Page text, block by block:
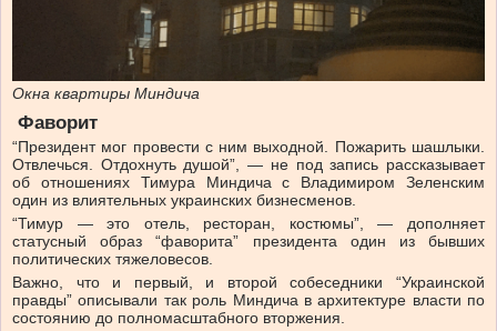
Окна квартиры Миндича
Фаворит
“Президент мог провести с ним выходной. Пожарить шашлыки.
Отвлечься. Отдохнуть душой”, — не под запись рассказывает
об отношениях Тимура Миндича с Владимиром Зеленским
один из влиятельных украинских бизнесменов.
“Тимур — это отель, ресторан, костюмы”, — дополняет
статусный образ “фаворита” президента один из бывших
политических тяжеловесов.
Важно, что и первый, и второй собеседники “Украинской
правды” описывали так роль Миндича в архитектуре власти по
состоянию до полномасштабного вторжения.